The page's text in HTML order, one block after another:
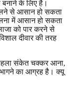
बनाने के लिए है।
से आसान हो सकता
में आसान हो सकता
को पार करने से
दीवार की तरह
संकेत चक्कर आना,
भागने का आग्रह है। क्यू